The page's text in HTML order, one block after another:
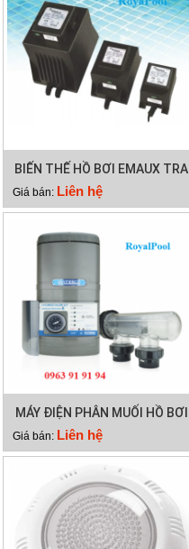
BIẾN THẾ HỒ BƠI EMAUX TRA
300VA
Giá bán: Liên hệ
MÁY ĐIỆN PHÂN MUỐI HỒ BƠI
WATERCO HYDROCHLOR MK3
ST 3000
Giá bán: Liên hệ